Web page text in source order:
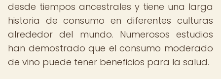
desde tiempos ancestrales y tiene una larga
historia de consumo en diferentes culturas
alrededor del mundo. Numerosos estudios
han demostrado que el consumo moderado
de vino puede tener beneficios para la salud.